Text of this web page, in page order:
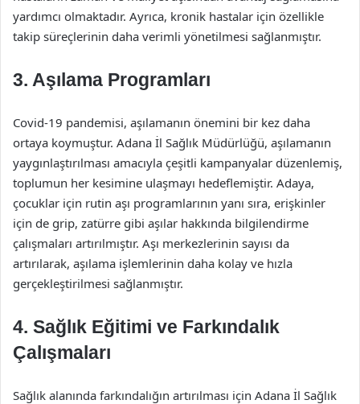
yardımcı olmaktadır. Ayrıca, kronik hastalar için özellikle
takip süreçlerinin daha verimli yönetilmesi sağlanmıştır.
3. Aşılama Programları
Covid-19 pandemisi, aşılamanın önemini bir kez daha
ortaya koymuştur. Adana İl Sağlık Müdürlüğü, aşılamanın
yaygınlaştırılması amacıyla çeşitli kampanyalar düzenlemiş,
toplumun her kesimine ulaşmayı hedeflemiştir. Adaya,
çocuklar için rutin aşı programlarının yanı sıra, erişkinler
için de grip, zatürre gibi aşılar hakkında bilgilendirme
çalışmaları artırılmıştır. Aşı merkezlerinin sayısı da
artırılarak, aşılama işlemlerinin daha kolay ve hızla
gerçekleştirilmesi sağlanmıştır.
4. Sağlık Eğitimi ve Farkındalık
Çalışmaları
Sağlık alanında farkındalığın artırılması için Adana İl Sağlık